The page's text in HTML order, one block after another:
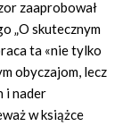
zaaprobował
„O skutecznym
ta «nie tylko
obyczajom, lecz
i nader
w książce